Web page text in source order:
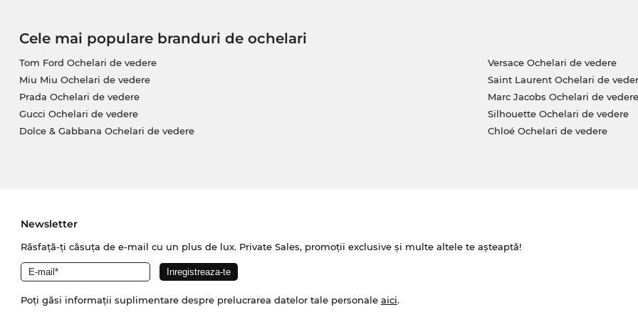
Cele mai populare branduri de ochelari
Tom Ford Ochelari de vedere
Miu Miu Ochelari de vedere
Prada Ochelari de vedere
Gucci Ochelari de vedere
Dolce & Gabbana Ochelari de vedere
Versace Ochelari de vedere
Saint Laurent Ochelari de
Marc Jacobs Ochelari de vedere
Silhouette Ochelari de vedere
Chloé Ochelari de vedere
Newsletter
Răsfață-ți căsuța de e-mail cu un plus de lux. Private Sales, promoții exclusive și multe altele te așteaptă!
Poți găsi informații suplimentare despre prelucrarea datelor tale personale aici.